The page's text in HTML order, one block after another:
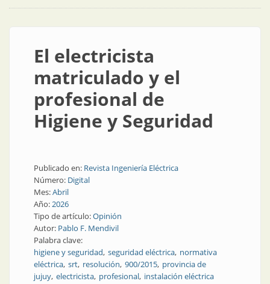
El electricista
matriculado y el
profesional de
Higiene y Seguridad
Publicado en: Revista Ingeniería Eléctrica
Número: Digital
Mes:Abril
Año:2026
Tipo de artículo:Opinión
Autor: Pablo F. Mendivil
Palabra clave:
higiene y seguridad seguridad eléctrica normativa
eléctrica srt resolución 900/2015 provincia de
jujuy electricista profesional instalación eléctrica